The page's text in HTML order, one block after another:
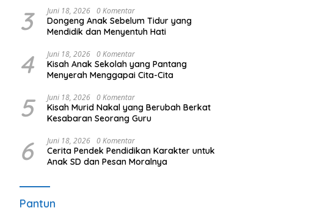
3 Juni 18, 2026 0 Komentar
Dongeng Anak Sebelum Tidur yang
Mendidik dan Menyentuh Hati
4 Juni 18, 2026 0 Komentar
Kisah Anak Sekolah yang Pantang
Menyerah Menggapai Cita-Cita
5 Juni 18, 2026 0 Komentar
Kisah Murid Nakal yang Berubah Berkat
Kesabaran Seorang Guru
6 Juni 18, 2026 0 Komentar
Cerita Pendek Pendidikan Karakter untuk
Anak SD dan Pesan Moralnya
Pantun